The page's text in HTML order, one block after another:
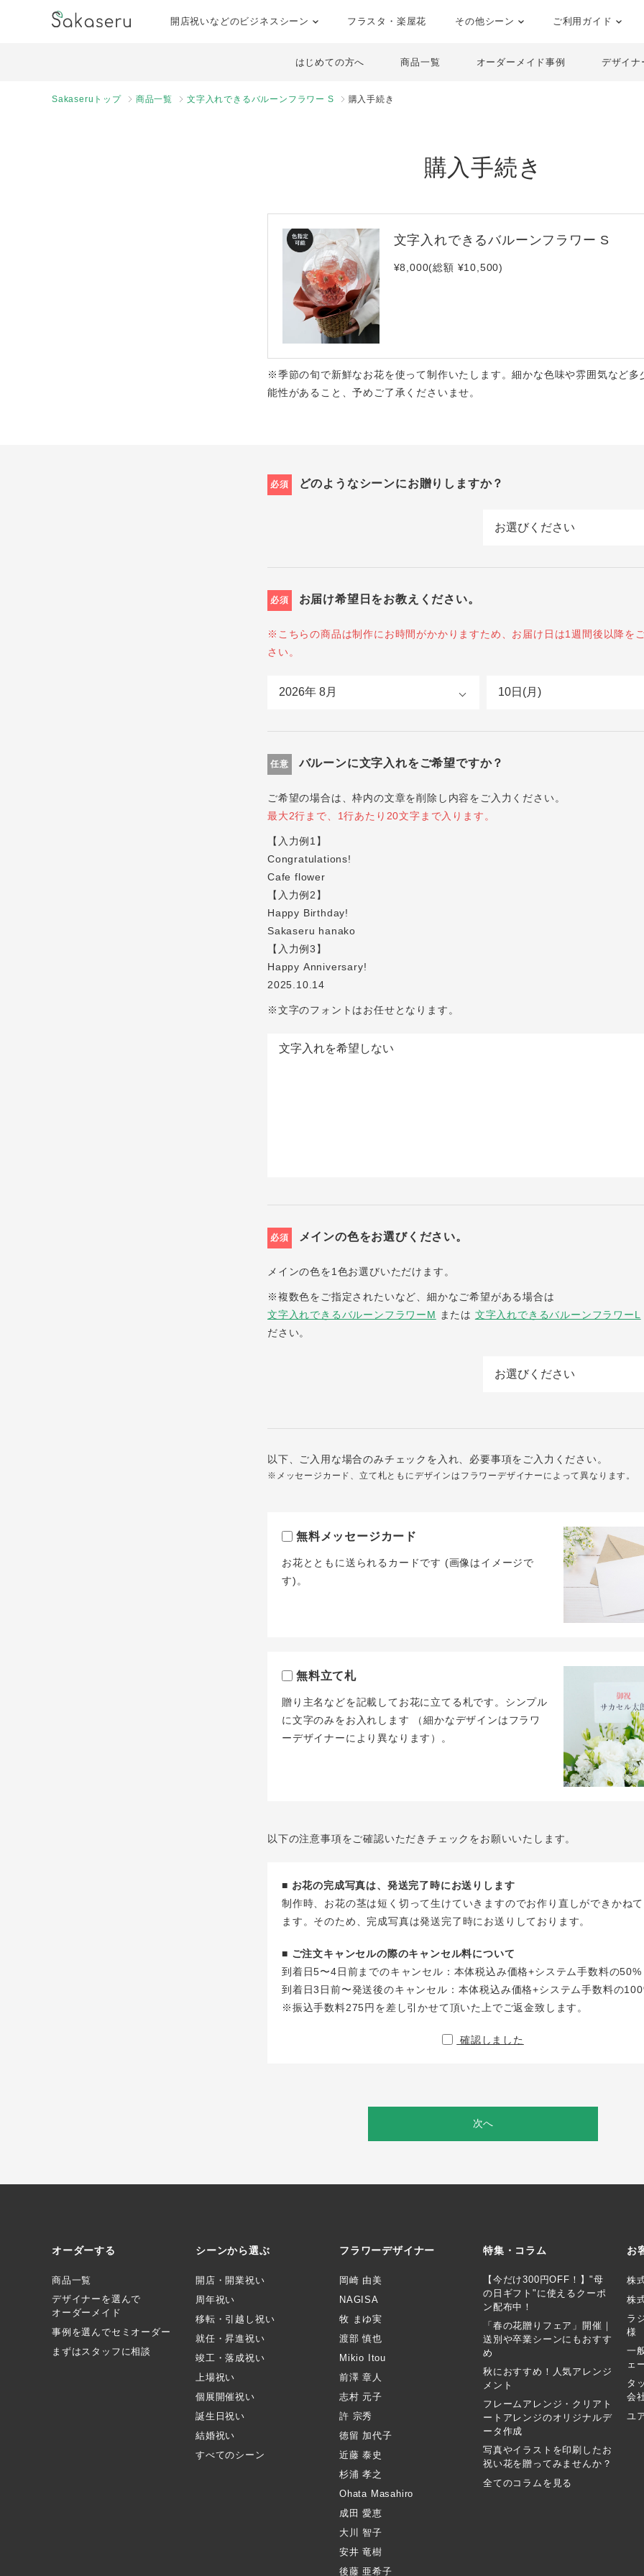
開店祝いなどのビジネスシーン フラスタ・楽屋花 その他シーン ご利用ガイド
はじめての方へ 商品一覧 オーダーメイド事例 デザイナ
Sakaseruトップ 商品一覧 文字入れできるバルーンフラワー S 購入手続き
購入手続き
文字入れできるバルーンフラワー S
¥8,000(総額 ¥10,500)
※季節の旬で新鮮なお花を使って制作いたします。細かな色味や雰囲気など多
能性があること、予めご了承くださいませ。
必須 どのようなシーンにお贈りしますか？
必須 お届け希望日をお教えください。
※こちらの商品は制作にお時間がかかりますため、お届け日は1週間後以降を
さい。
任意 バルーンに文字入れをご希望ですか？
ご希望の場合は、枠内の文章を削除し内容をご入力ください。
最大2行まで、1行あたり20文字まで入ります。
【入力例1】
Congratulations!
Cafe flower
【入力例2】
Happy Birthday!
Sakaseru hanako
【入力例3】
Happy Anniversary!
2025.10.14
※文字のフォントはお任せとなります。
必須 メインの色をお選びください。
メインの色を1色お選びいただけます。
※複数色をご指定されたいなど、細かなご希望がある場合は
文字入れできるバルーンフラワーM
または 文字入れできるバルーンフラワーL
ださい。
以下、ご入用な場合のみチェックを入れ、必要事項をご入力ください。
※メッセージカード、立て札ともにデザインはフラワーデザイナーによって異なります。
無料メッセージカード
お花とともに送られるカードです (画像はイメージで
す)。
無料立て札
贈り主名などを記載してお花に立てる札です。シンプル
に文字のみをお入れします （細かなデザインはフラワ
ーデザイナーにより異なります）。
以下の注意事項をご確認いただきチェックをお願いいたします。
■ お花の完成写真は、発送完了時にお送りします
制作時、お花の茎は短く切って生けていきますのでお作り直しができかね
ます。そのため、完成写真は発送完了時にお送りしております。
■ ご注文キャンセルの際のキャンセル料について
到着日5〜4日前までのキャンセル：本体税込み価格+システム手数料の50%
到着日3日前〜発送後のキャンセル：本体税込み価格+システム手数料の
※振込手数料275円を差し引かせて頂いた上でご返金致します。
確認しました
次へ
オーダーする
商品一覧
デザイナーを選んで
オーダーメイド
事例を選んでセミオーダー
まずはスタッフに相談
シーンから選ぶ
開店・開業祝い
周年祝い
移転・引越し祝い
就任・昇進祝い
竣工・落成祝い
上場祝い
個展開催祝い
誕生日祝い
結婚祝い
すべてのシーン
フラワーデザイナー
岡崎 由美
NAGISA
牧 まゆ実
渡部 慎也
Mikio Itou
前澤 章人
志村 元子
許 宗秀
徳留 加代子
近藤 泰史
杉浦 孝之
Ohata Masahiro
成田 愛恵
大川 智子
安井 竜樹
後藤 亜希子
特集・コラム
【今だけ300円OFF！】"母
の日ギフト"に使えるクーポ
ン配布中！
「春の花贈りフェア」開催｜
送別や卒業シーンにもおすす
め
秋におすすめ！人気アレンジ
メント
フレームアレンジ・クリアト
ートアレンジのオリジナルデ
ータ作成
写真やイラストを印刷したお
祝い花を贈ってみませんか？
全てのコラムを見る
お
株
株
ラ
様
一
ェ
タ
会
ユ